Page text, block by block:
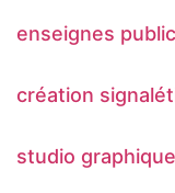
enseignes
création
studio